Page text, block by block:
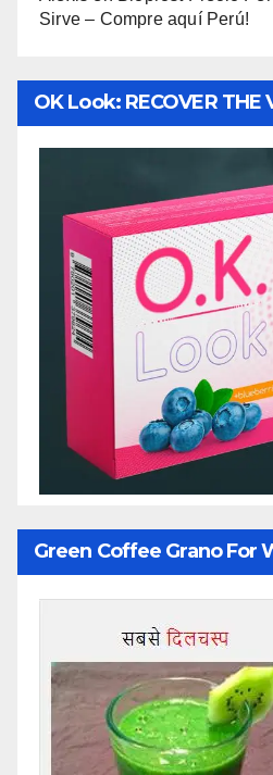
Sirve – Compre aquí Perú!
OK Look: RECOVER THE
Green Coffee Grano For